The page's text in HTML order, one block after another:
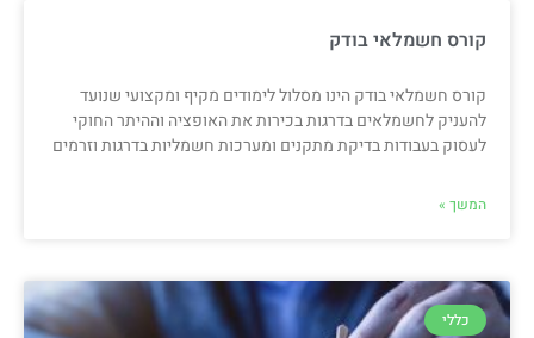
קורס חשמלאי בודק
קורס חשמלאי בודק הינו מסלול לימודים מקיף ומקצועי שנועד
להעניק לחשמלאים בדרגות בכירות את האופציה וההיתר החוקי
לעסוק בעבודות בדיקת מתקנים ומערכות חשמליות בדרגות וזרמים
המשך »
כללי